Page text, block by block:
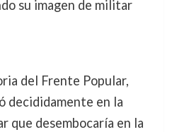
su imagen de militar
del Frente Popular,
decididamente en la
que desembocaría en la